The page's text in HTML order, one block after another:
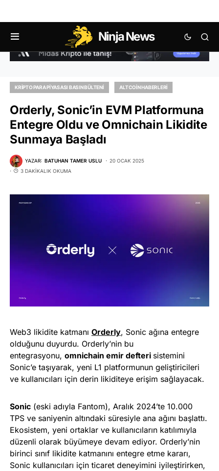
Ninja News
KRIPTO PARA PIYASASI BASIN BÜLTENI ALTCOIN HABERLERI
Orderly, Sonic’in EVM Platformuna
Entegre Oldu ve Omnichain Likidite
Sunmaya Başladı
YAZAR: BATUHAN TAMER USLU
20 OCAK 2025
3 DAKIKALIK OKUMA
Web3 likidite katmanı Orderly, Sonic ağına entegre
olduğunu duyurdu. Orderly’nin bu
entegrasyonu, omnichain emir defteri sistemini
Sonic’e taşıyarak, yeni L1 platformunun geliştiricileri
ve kullanıcıları için derin likiditeye erişim sağlayacak.
Sonic (eski adıyla Fantom), Aralık 2024’te 10.000
TPS ve saniyenin altındaki süresiyle ana ağını başlattı.
Ekosistem, yeni ortaklar ve kullanıcıların katılımıyla
düzenli olarak büyümeye devam ediyor. Orderly’nin
birinci sınıf likidite katmanını entegre etme kararı,
Sonic kullanıcıları için ticaret deneyimini iyileştirirken,